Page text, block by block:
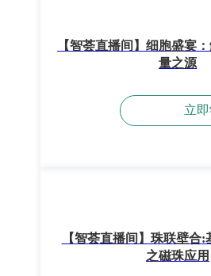
【智荟直播间】细胞盛宴
量之源
立
【智荟直播间】珠联壁合
之磁珠应用